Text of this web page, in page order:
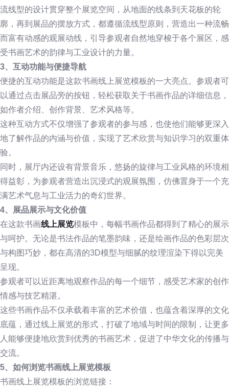
流线型的设计贯穿整个展览空间，从地面的线条到天花板的轮
廓，再到展品的摆放方式，都遵循流线型原则，营造出一种流畅
而富有动感的观展动线，引导参观者自然地穿梭于各个展区，感
受书画艺术的韵律与工业设计的力量。
3、互动功能与便捷导航
便捷的互动功能是这款书画线上展览模板的一大亮点。参观者可
以通过点击展品旁的按钮，轻松获取关于书画作品的详细信息，
如作者介绍、创作背景、艺术风格等。
这种互动方式不仅增强了参观者的参与感，也使他们能够更深入
地了解作品的内涵与价值，实现了艺术欣赏与知识学习的双重体
验。
同时，展厅内还设有背景音乐，悠扬的旋律与工业风格的环境相
得益彰，为参观者营造出沉浸式的观展氛围，仿佛置身于一个充
满艺术气息与工业活力的奇幻世界。
4、展品展示与文化价值
在这款书画线上展览模板中，每幅书画作品都得到了精心的展示
与呵护。无论是书法作品的笔墨韵味，还是绘画作品的色彩层次
与构图巧妙，都在高清的3D模型与细腻的纹理渲染下得以完美
呈现。
参观者可以近距离地观察作品的每一个细节，感受艺术家的创作
情感与技艺精湛。
这些书画作品不仅承载着丰富的艺术价值，也蕴含着深厚的文化
底蕴，通过线上展览的形式，打破了地域与时间的限制，让更多
人能够便捷地欣赏到优秀的书画艺术，促进了中华文化的传播与
交流。
5、如何浏览书画线上展览模板
书画线上展览模板的浏览链接：